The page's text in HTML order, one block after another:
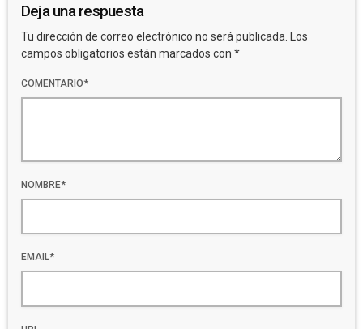
Deja una respuesta
Tu dirección de correo electrónico no será publicada. Los
campos obligatorios están marcados con *
COMENTARIO*
NOMBRE*
EMAIL*